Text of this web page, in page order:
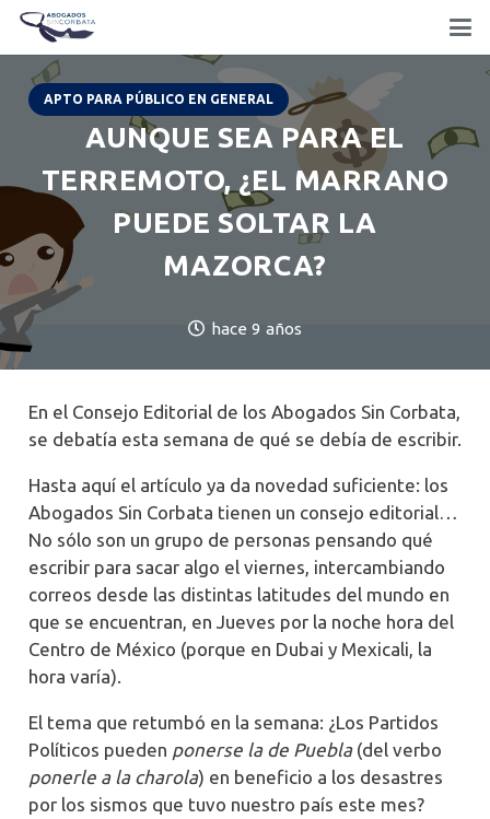
APTO PARA PÚBLICO EN GENERAL
AUNQUE SEA PARA EL
TERREMOTO, ¿EL MARRANO
PUEDE SOLTAR LA
MAZORCA?
hace 9 años
En el Consejo Editorial de los Abogados Sin Corbata,
se debatía esta semana de qué se debía de escribir.
Hasta aquí el artículo ya da novedad suficiente: los
Abogados Sin Corbata tienen un consejo editorial…
No sólo son un grupo de personas pensando qué
escribir para sacar algo el viernes, intercambiando
correos desde las distintas latitudes del mundo en
que se encuentran, en Jueves por la noche hora del
Centro de México (porque en Dubai y Mexicali, la
hora varía).
El tema que retumbó en la semana: ¿Los Partidos
Políticos pueden ponerse la de Puebla(del verbo
ponerle a la charola) en beneficio a los desastres
por los sismos que tuvo nuestro país este mes?